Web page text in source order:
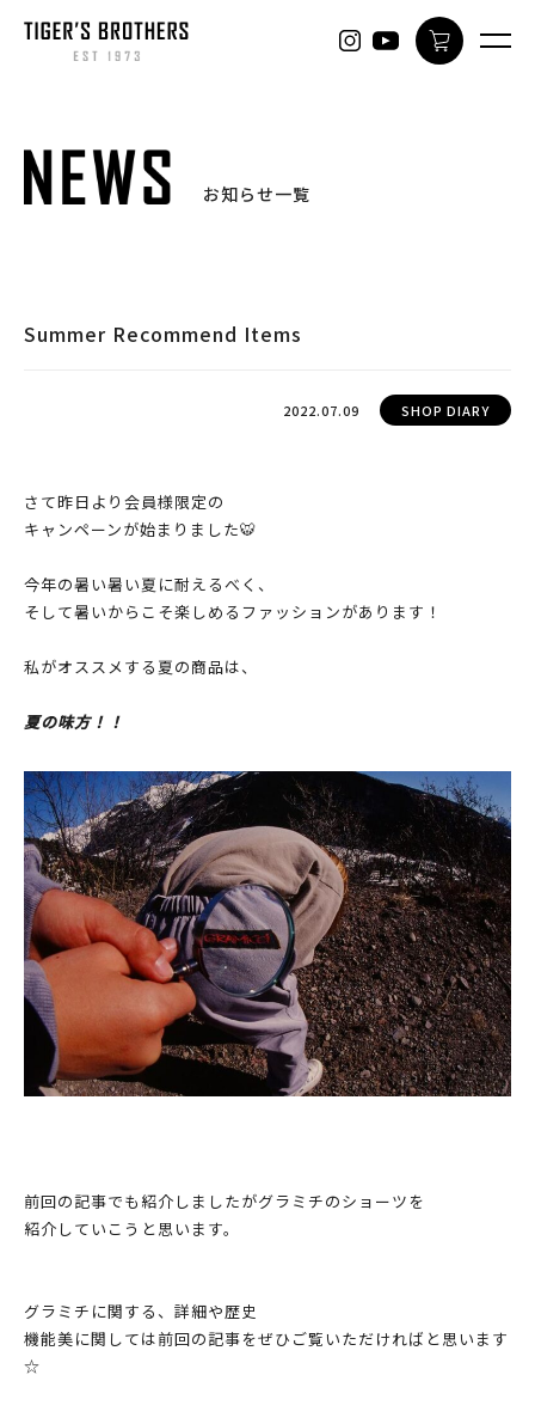
お知らせ一覧
Summer Recommend Items
2022.07.09 SHOP DIARY
さて昨日より会員様限定の
キャンペーンが始まりました🐯
今年の暑い暑い夏に耐えるべく、
そして暑いからこそ楽しめるファッションがあります！
私がオススメする夏の商品は、
夏の味方！！
前回の記事でも紹介しましたがグラミチのショーツを
紹介していこうと思います。
グラミチに関する、詳細や歴史
機能美に関しては前回の記事をぜひご覧いただければと思います
☆